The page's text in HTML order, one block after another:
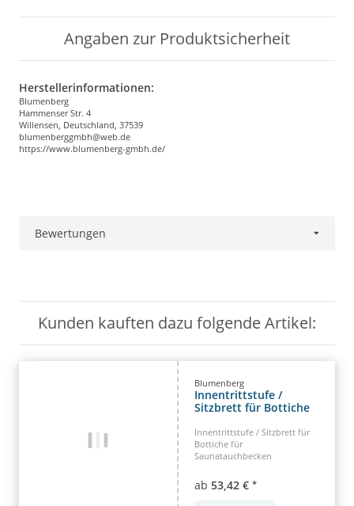
Angaben zur Produktsicherheit
Herstellerinformationen:
Blumenberg
Hammenser Str. 4
Willensen, Deutschland, 37539
blumenberggmbh@web.de
https://www.blumenberg-gmbh.de/
Bewertungen
Kunden kauften dazu folgende Artikel:
Blumenberg
Innentrittstufe /
Sitzbrett für Bottiche
Innentrittstufe / Sitzbrett für
Bottiche für
Saunatauchbecken
ab 53,42 € *